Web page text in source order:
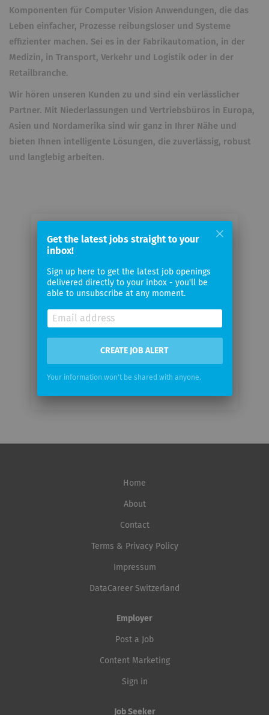
Komponenten für Computer Vision Anwendungen, die das
Leben einfacher, Prozesse reibungsloser und Systeme
effizienter machen. Sei es in der Fabrikautomation, in der
Medizin, in Transport, Verkehr und Logistik oder in der
Retailbranche.
Wir hören unseren Kunden zu und sind ein verlässlicher
Partner. Mit Niederlassungen und Vertriebsbüros in Europa,
Asien und Nordamerika sind wir ganz in Ihrer Nähe und
bieten Ihnen intelligente Lösungen, die zuverlässig, robust
und langlebig arbeiten.
Email me jobs from Basler AG
Your
email
Email
Home
About
Contact
Terms & Privacy Policy
Impressum
DataCareer Switzerland
Employer
Post a Job
Content Marketing
Sign in
Job Seeker
Get the latest jobs straight to your
inbox!
Sign up here to get the latest job openings
delivered directly to your inbox - you'll be
able to unsubscribe at any moment.
CREATE JOB ALERT
Your information won't be shared with anyone.